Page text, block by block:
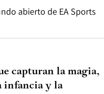
abierto de EA Sports
capturan la magia,
infancia y la